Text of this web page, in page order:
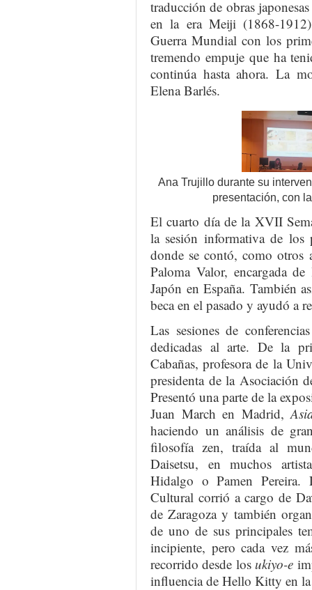
traducción de obras
en la era Meiji (1868-
Guerra Mundial con los
tremendo empuje que ha
continúa hasta ahora. La
Elena Barlés.
Ana Trujillo durante su
presentación, con
El cuarto día de la XVII
la sesión informativa de los
donde se contó, como otros
Paloma Valor, encargada
Japón en España. También
beca en el pasado y ayudó a
Las sesiones de
dedicadas al arte. De la
Cabañas, profesora de la
presidenta de la Asociación
Presentó una parte de la
Juan March en Madrid,
haciendo un análisis de
filosofía zen, traída al
Daisetsu, en muchos
Hidalgo o Pamen Pereira.
Cultural corrió a cargo de
de Zaragoza y también
de uno de sus principales
incipiente, pero cada vez
recorrido desde losukiyo-e
influencia de Hello Kitty en